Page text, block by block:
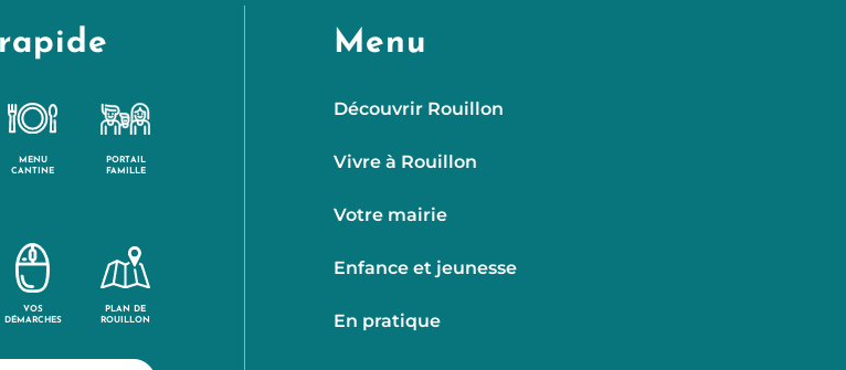
MENU
CANTINE
PORTAIL
FAMILLE
VOS
DÉMARCHES
PLAN DE
ROUILLON
Menu
Découvrir Rouillon
Vivre à Rouillon
Votre mairie
Enfance et jeunesse
En pratique